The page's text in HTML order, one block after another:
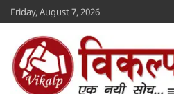
Skip
to
content
Friday, August 7, 2026